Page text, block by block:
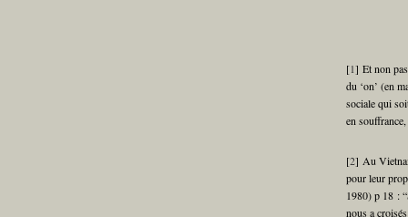
[1] Et non
du ‘on’ (en
sociale qui
en
[2] Au
pour leur
1980) p 18 :
nous a